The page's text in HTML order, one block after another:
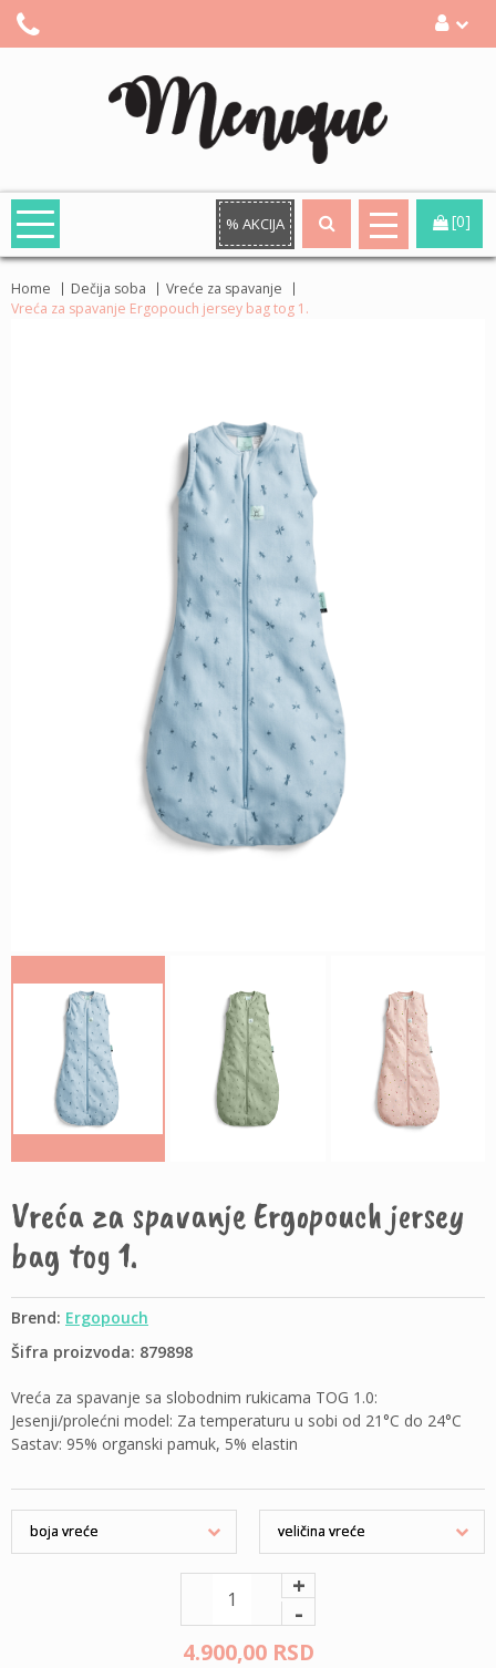
% AKCIJA [0]
Home Dečija soba
Vreće za spavanje
Vreća za spavanje Ergopouch jersey bag tog 1.
Vreća za spavanje Ergopouch jersey
bag tog 1.
Brend: Ergopouch
Šifra proizvoda: 879898
Vreća za spavanje sa slobodnim rukicama TOG 1.0:
Jesenji/prolećni model: Za temperaturu u sobi od 21°C do 24°C
Sastav: 95% organski pamuk, 5% elastin
+
-
4.900,00 RSD